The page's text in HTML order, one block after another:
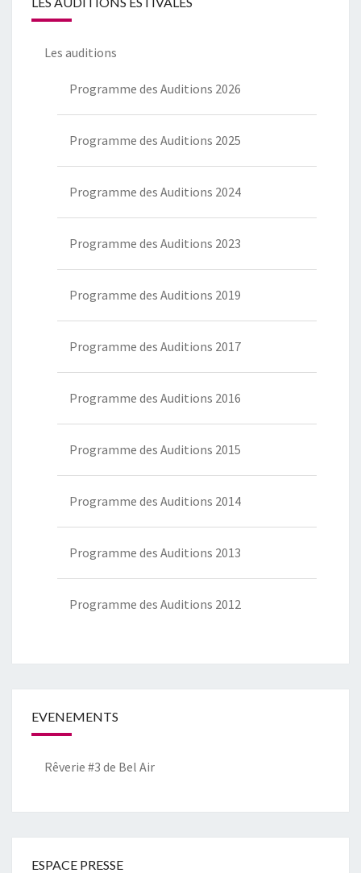
Les auditions
Programme des Auditions 2026
Programme des Auditions 2025
Programme des Auditions 2024
Programme des Auditions 2023
Programme des Auditions 2019
Programme des Auditions 2017
Programme des Auditions 2016
Programme des Auditions 2015
Programme des Auditions 2014
Programme des Auditions 2013
Programme des Auditions 2012
EVENEMENTS
Rêverie #3 de Bel Air
ESPACE PRESSE